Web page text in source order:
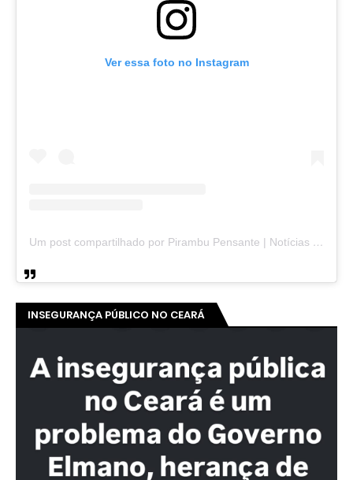
Ver essa foto no Instagram
Um post compartilhado por Pirambu Pensante | Notícias & Entretenimento (@pirambupensante)
INSEGURANÇA PÚBLICO NO CEARÁ